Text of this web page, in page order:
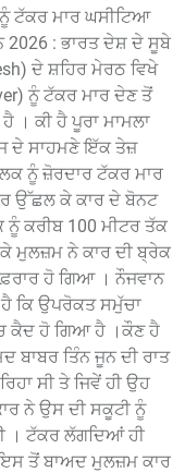
ਟੱਕਰ ਮਾਰ ਘਸੀਟਿਆ
2026 : ਭਾਰਤ ਦੇਸ਼ ਦੇ ਸੂਬੇ
ਦੇ ਸ਼ਹਿਰ ਮੇਰਠ ਵਿਖੇ
ਨੂੰ ਟੱਕਰ ਮਾਰ ਦੇਣ ਤੋਂ
। ਕੀ ਹੈ ਪੂਰਾ ਮਾਮਲਾ
ਦੇ ਸਾਹਮਣੇ ਇੱਕ ਤੇਜ਼
ਨੂੰ ਜ਼ੋਰਦਾਰ ਟੱਕਰ ਮਾਰ
ਉੱਛਲ ਕੇ ਕਾਰ ਦੇ ਬੋਨਟ
ਨੂੰ ਕਰੀਬ 100 ਮੀਟਰ ਤੱਕ
ਮੁਲਜ਼ਮ ਨੇ ਕਾਰ ਦੀ ਬ੍ਰੇਕ
ਹੋ ਗਿਆ । ਨੌਜਵਾਨ
ਕਿ ਉਪਰੋਕਤ ਸਮੁੱਚਾ
ਕੈਦ ਹੋ ਗਿਆ ਹੈ ।ਕੌਣ ਹੈ
ਬਾਬਰ ਤਿੰਨ ਜੂਨ ਦੀ ਰਾਤ
ਸੀ ਤੇ ਜਿਵੇਂ ਹੀ ਉਹ
ਨੇ ਉਸ ਦੀ ਸਕੂਟੀ ਨੂੰ
। ਟੱਕਰ ਲੱਗਦਿਆਂ ਹੀ
ਤੋਂ ਬਾਅਦ ਮੁਲਜ਼ਮ ਕਾਰ